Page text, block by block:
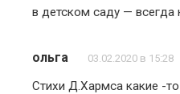
в детском саду — всегда
ольга 03.02.2020 в 15:28
Стихи Д.Хармса какие -